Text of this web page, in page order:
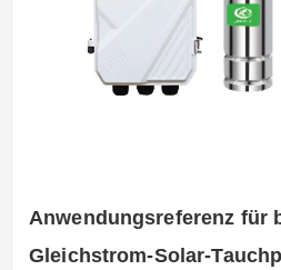
Anwendungsreferenz für
Gleichstrom-Solar-